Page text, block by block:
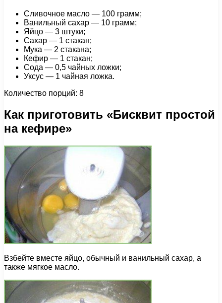
Сливочное масло — 100 грамм;
Ванильный сахар — 10 грамм;
Яйцо — 3 штуки;
Сахар — 1 стакан;
Мука — 2 стакана;
Кефир — 1 стакан;
Сода — 0,5 чайных ложки;
Уксус — 1 чайная ложка.
Количество порций: 8
Как приготовить «Бисквит простой
на кефире»
Взбейте вместе яйцо, обычный и ванильный сахар, а
также мягкое масло.